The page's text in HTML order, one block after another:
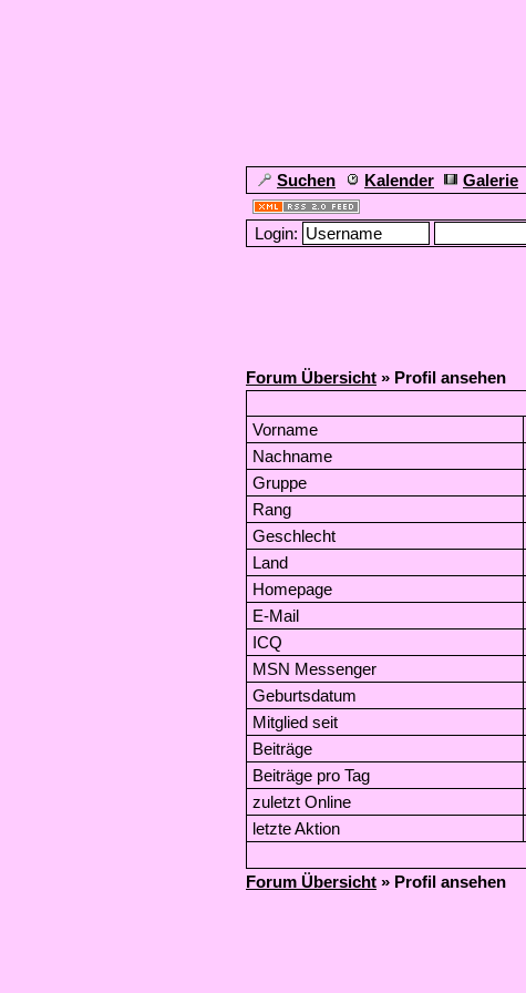
Suchen Kalender Galerie
Login:
Forum Übersicht » Profil ansehen
Vorname
Nachname
Gruppe
Rang
Geschlecht
Land
Homepage
E-Mail
ICQ
MSN Messenger
Geburtsdatum
Mitglied seit
Beiträge
Beiträge pro Tag
zuletzt Online
letzte Aktion
Forum Übersicht » Profil ansehen